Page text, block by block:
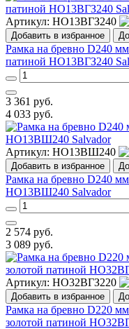
Артикул: НО13ВГЗ240
Добавить в избранное
Рамка на бревно D240
патиной НО13ВГЗ240
3 361 руб.
4 033 руб.
Артикул: НО13ВШ240
Добавить в избранное
Рамка на бревно D240
НО13ВШ240 Salvador
2 574 руб.
3 089 руб.
Артикул: НО32ВГЗ220
Добавить в избранное
Рамка на бревно D220
золотой патиной